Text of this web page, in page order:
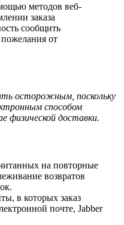
методов веб-
заказа
сообщить
от
осторожным, поскольку
способом
физической доставки.
на повторные
возвратов
в которых заказ
почте, Jabber